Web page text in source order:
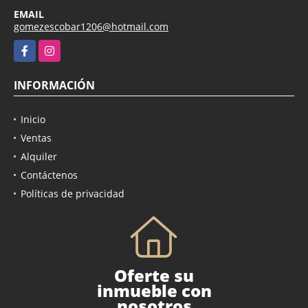
EMAIL
gomezescobar1206@hotmail.com
FacebookInstagram
INFORMACIÓN
Inicio
Ventas
Alquiler
Contáctenos
Políticas de privacidad
Oferte su
inmueble con